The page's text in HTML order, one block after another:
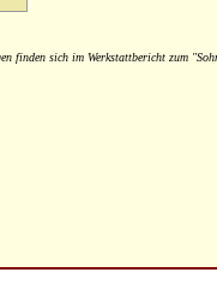
finden sich im Werkstattbericht zum